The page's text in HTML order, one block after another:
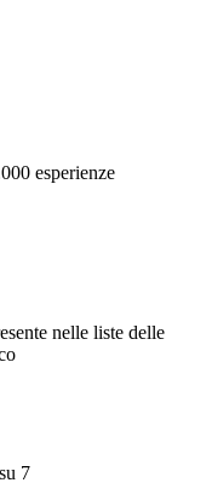
esperienze
nelle liste delle
7